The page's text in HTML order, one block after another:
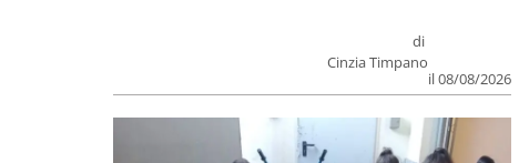
di
Cinzia Timpano
il 08/08/2026